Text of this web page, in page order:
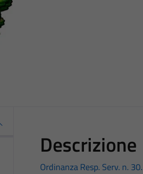
Descrizione
Ordinanza Resp. Serv. n.